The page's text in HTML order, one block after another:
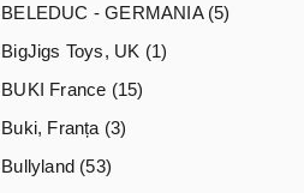
BELEDUC - GERMANIA(5)
BigJigs Toys, UK (1)
BUKI France (15)
Buki, Franța (3)
Bullyland (53)